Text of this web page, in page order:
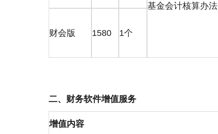
基金会计核算办
财会版 1580 1个
二、财务软件增值服务
增值内容